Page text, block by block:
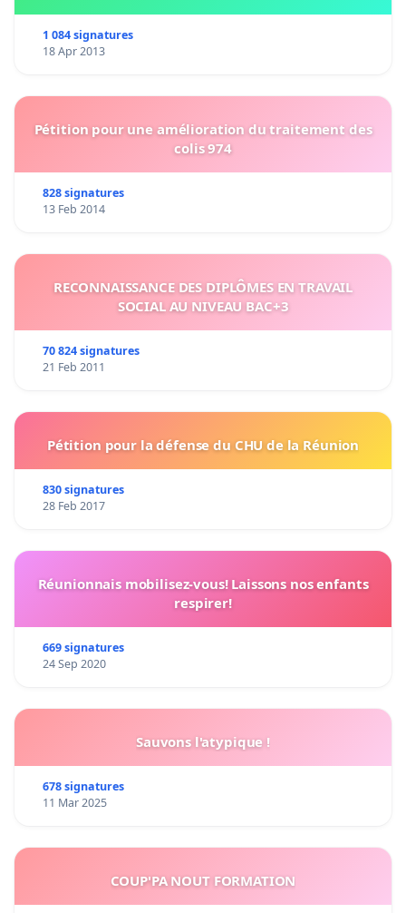
1 084 signatures
18 Apr 2013
Pétition pour une amélioration du traitement des
colis 974
828 signatures
13 Feb 2014
RECONNAISSANCE DES DIPLÔMES EN TRAVAIL
SOCIAL AU NIVEAU BAC+3
70 824 signatures
21 Feb 2011
Pétition pour la défense du CHU de la Réunion
830 signatures
28 Feb 2017
Réunionnais mobilisez-vous! Laissons nos enfants
respirer!
669 signatures
24 Sep 2020
Sauvons l'atypique !
678 signatures
11 Mar 2025
COUP'PA NOUT FORMATION